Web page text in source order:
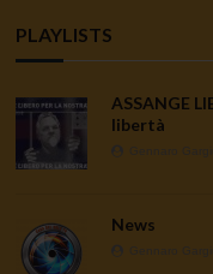
PLAYLISTS
ASSANGE
libertà
News